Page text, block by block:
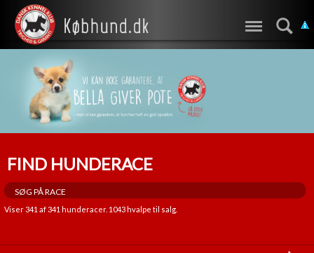
FIND HUNDERACE
Viser341 af341 hunderacer. 1043hvalpe til salg.